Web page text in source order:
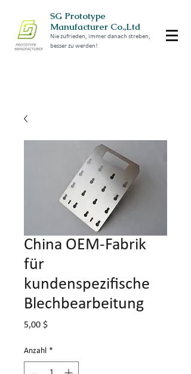
SG Prototype
Manufacturer Co.,Ltd
Nie zufrieden, immer danach streben,
besser zu werden!
China OEM-Fabrik
für
kundenspezifische
Blechbearbeitung
5,00 $Preis
Anzahl *